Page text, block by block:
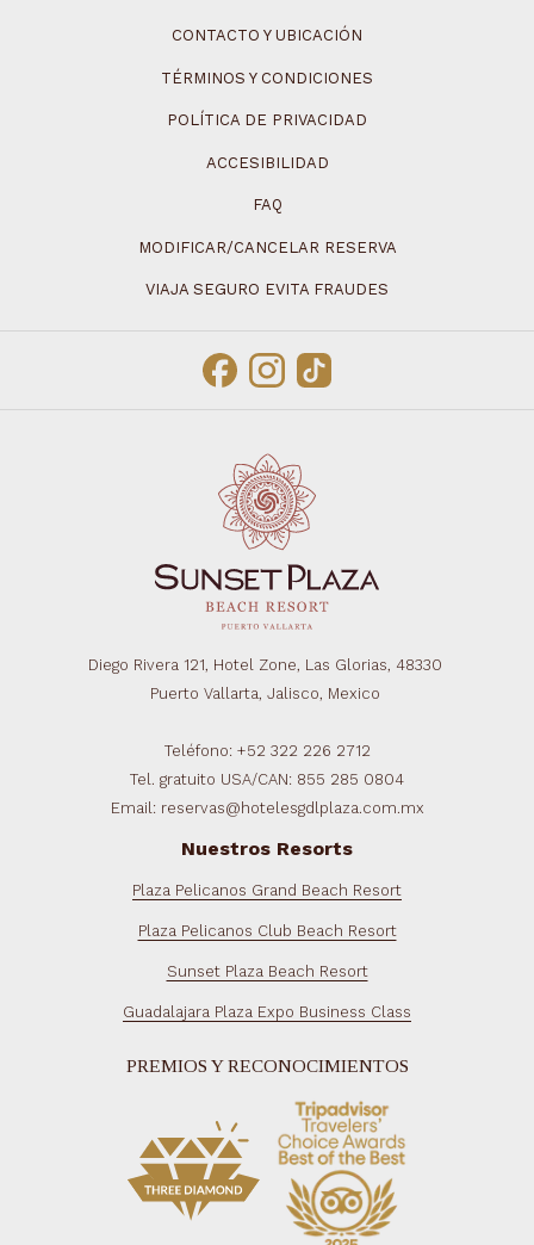
CONTACTO Y UBICACIÓN
TÉRMINOS Y CONDICIONES
POLÍTICA DE PRIVACIDAD
ACCESIBILIDAD
FAQ
MODIFICAR/CANCELAR RESERVA
VIAJA SEGURO EVITA FRAUDES
Diego Rivera 121, Hotel Zone, Las Glorias, 48330
Puerto Vallarta, Jalisco, Mexico
Teléfono: +52 322 226 2712
Tel. gratuito USA/CAN: 855 285 0804
Email: reservas@hotelesgdlplaza.com.mx
Nuestros Resorts
Plaza Pelicanos Grand Beach Resort
Plaza Pelicanos Club Beach Resort
Sunset Plaza Beach Resort
Guadalajara Plaza Expo Business Class
PREMIOS Y RECONOCIMIENTOS